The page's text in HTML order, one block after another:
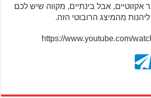
אקזוטיים, אבל בינתיים, מקווה שיש לכם
מהמיצג הרובוטי הזה.
https://www.youtube.com/